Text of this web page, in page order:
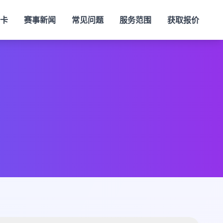
赛事新闻 常见问题 服务范围 获取报价